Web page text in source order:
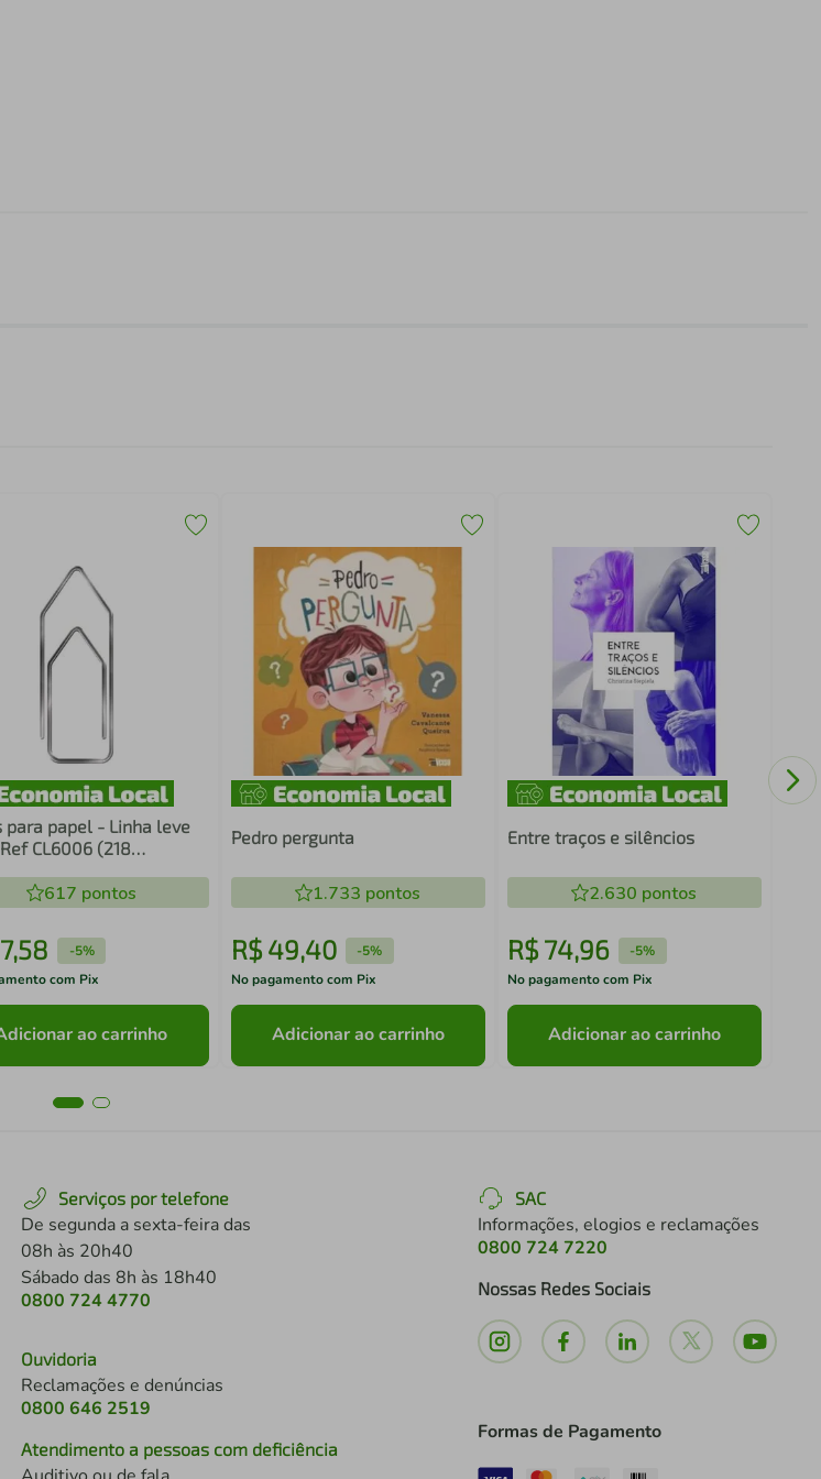
para papel - Linha leve
CL6006 (218
617 pontos
,58 -5%
com Pix
ao carrinho
Pedro pergunta
1.733 pontos
R$ 49,40 -5%
No pagamento com Pix
Adicionar ao carrinho
Entre traços e silêncios
2.630 pontos
R$ 74,96 -5%
No pagamento com Pix
Adicionar ao carrinho
1
Serviços por telefone
De segunda a sexta-feira das
08h às 20h40
Sábado das 8h às 18h40
0800 724 4770
Ouvidoria
Reclamações e denúncias
0800 646 2519
Atendimento a pessoas com deficiência
SAC
Informações, elogios e reclamações
0800 724 7220
Nossas Redes Sociais
Formas de Pagamento